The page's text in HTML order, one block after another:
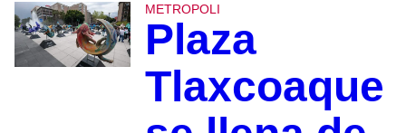
METROPOLI
Plaza
Tlaxcoaque